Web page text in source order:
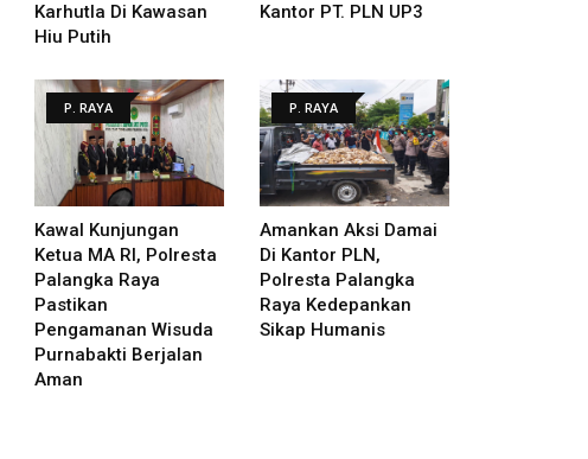
Karhutla Di Kawasan
Hiu Putih
Kantor PT. PLN UP3
P. RAYA
Kawal Kunjungan
Ketua MA RI, Polresta
Palangka Raya
Pastikan
Pengamanan Wisuda
Purnabakti Berjalan
Aman
P. RAYA
Amankan Aksi Damai
Di Kantor PLN,
Polresta Palangka
Raya Kedepankan
Sikap Humanis